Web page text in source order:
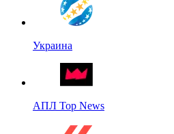
Украина
АПЛ Top News